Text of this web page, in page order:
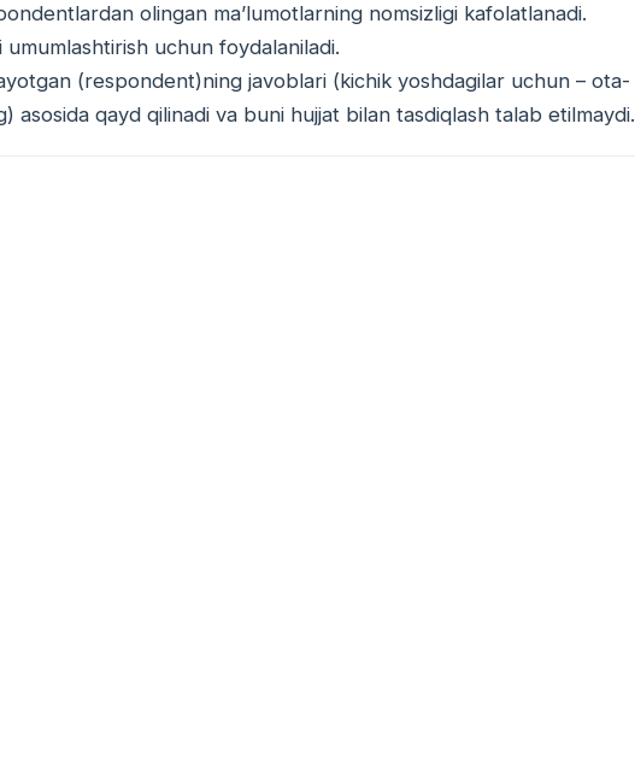
olingan maʼlumotlarning nomsizligi kafolatlanadi.
uchun foydalaniladi.
(respondent)ning javoblari (kichik yoshdagilar uchun – ota-
asosida qayd qilinadi va buni hujjat bilan tasdiqlash talab etilmaydi.